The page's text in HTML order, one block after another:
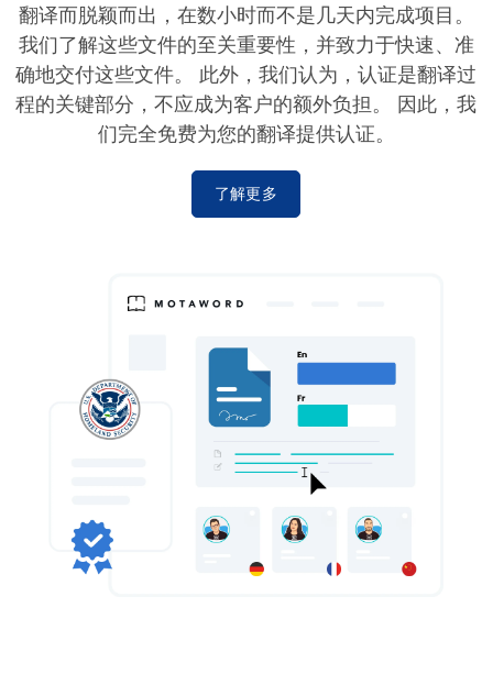
翻译而脱颖而出，在数小时而不是几天内完成项目。
我们了解这些文件的至关重要性，并致力于快速、准
确地交付这些文件。 此外，我们认为，认证是翻译过
程的关键部分，不应成为客户的额外负担。 因此，我
们完全免费为您的翻译提供认证。
了解更多